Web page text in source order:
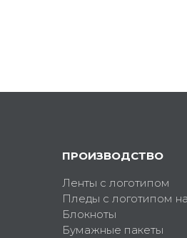
ПРОИЗВОДСТВО
Ленты с логотипом
Пледы с логотипом
Блокноты
Бумажные пакеты